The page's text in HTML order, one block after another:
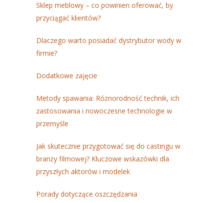
Sklep meblowy – co powinien oferować, by
przyciągać klientów?
Dlaczego warto posiadać dystrybutor wody w
firmie?
Dodatkowe zajęcie
Metody spawania: Różnorodność technik, ich
zastosowania i nowoczesne technologie w
przemyśle
Jak skutecznie przygotować się do castingu w
branży filmowej? Kluczowe wskazówki dla
przyszłych aktorów i modelek
Porady dotyczące oszczędzania